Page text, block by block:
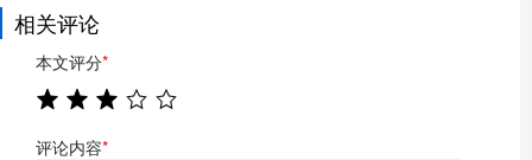
相关评论
本文评分*
评论内容*